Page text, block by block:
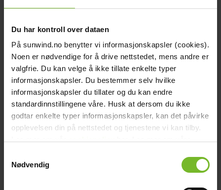
Du har kontroll over dataen
På sunwind.no benytter vi informasjonskapsler (cookies).
Noen er nødvendige for å drive nettstedet, mens andre er
valgfrie. Du kan velge å ikke tillate enkelte typer
informasjonskapsler. Du bestemmer selv hvilke
informasjonskapsler du tillater og du kan endre
standardinnstillingene våre. Husk at dersom du ikke
godtar enkelte typer informasjonskapsler, kan det påvirke
opplevelsen din på nettstedet og tjenestene vi kan tilby.
Nødvendig
Bonusta joka ostoksesta
Kun tilaat netistä
Tilaa ja nouda